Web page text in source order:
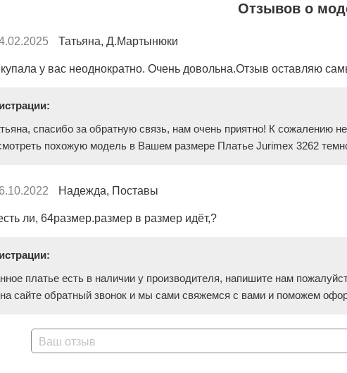
Отзывов о
Татьяна, Д.Мартынюки
у вас неоднократно. Очень довольна.Отзыв оставляю
спасибо за обратную связь, нам очень приятно! К сожалению
похожую модель в Вашем размере Платье Jurimex 3262
Надежда, Поставы
ли, 64размер.размер в размер идёт,?
платье есть в наличии у производителя, напишите нам
сайте обратный звонок и мы сами свяжемся с вами и поможем
Ваш отзыв